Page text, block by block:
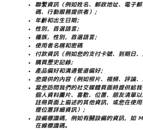
聯繫資訊（例如姓名、郵政地址、電子
碼、行動服務提供者）;
年齡和出生日期;
性別，首選語言;
種族，性別，首選語言;
使用者名稱和密碼
付款資訊（例如您的支付卡號、到期日
購買歷史記錄;
產品偏好和溝通管道偏好;
您提供的內容（例如照片、視頻、評論
當您訪問我們的社交媒體頁面時提供給我
個人資料圖片、喜歡、位置、朋友清單
註冊頁面上描述的其他資訊，或您在使
理位置詳細資訊）;
設備標識碼，例如有關設備的資訊，如
在線標識碼。